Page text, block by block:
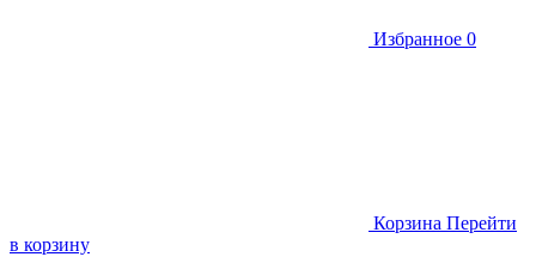
Избранное 0
Корзина Перейти
в корзину